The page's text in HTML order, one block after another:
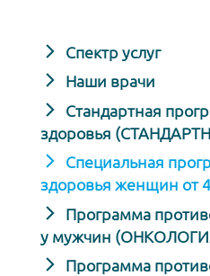
Спектр услуг
Наши врачи
Стандартная
здоровья
Специальная
здоровья женщин от
Программа
у мужчин
Программа